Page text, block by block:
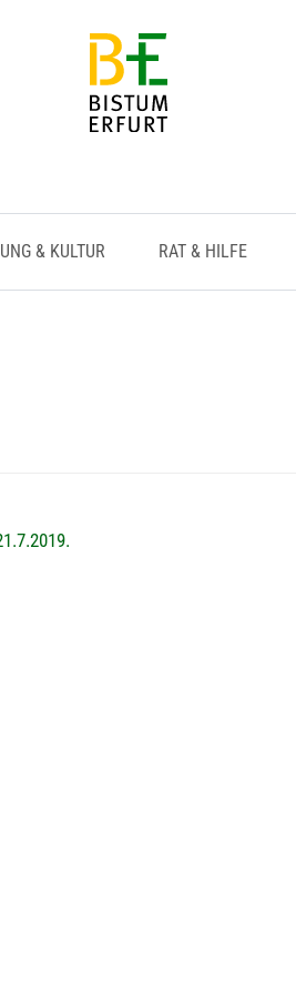
& KULTUR RAT & HILFE